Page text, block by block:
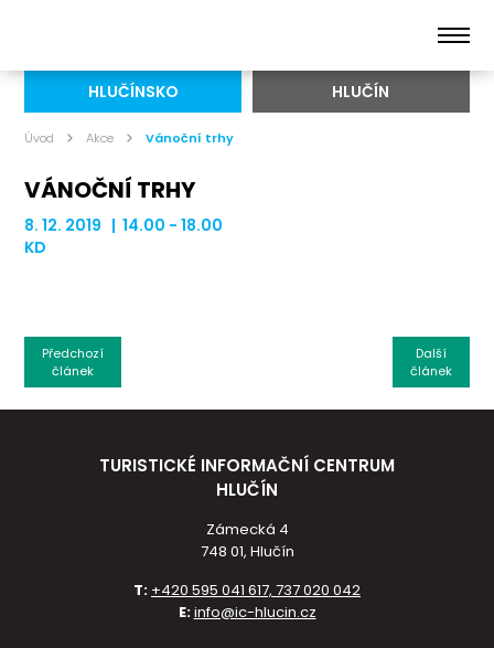
HLUČÍNSKO HLUČÍN
Úvod Akce Vánoční trhy
VÁNOČNÍ TRHY
8. 12. 2019 | 14.00 - 18.00
KD
Další
článek
Předchozí
článek
TURISTICKÉ INFORMAČNÍ CENTRUM
HLUČÍN
Zámecká 4
748 01, Hlučín
T: +420 595 041 617, 737 020 042
E:info@ic-hlucin.cz